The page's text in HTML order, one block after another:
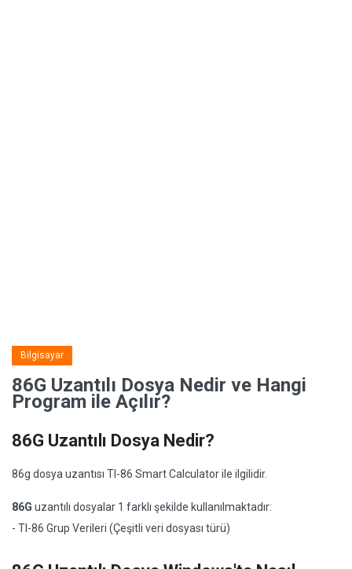
Bilgisayar
86G Uzantılı Dosya Nedir ve Hangi
Program ile Açılır?
86G Uzantılı Dosya Nedir?
86g dosya uzantısı TI-86 Smart Calculator ile ilgilidir.
86G uzantılı dosyalar 1 farklı şekilde kullanılmaktadır:
- TI-86 Grup Verileri (Çeşitli veri dosyası türü)